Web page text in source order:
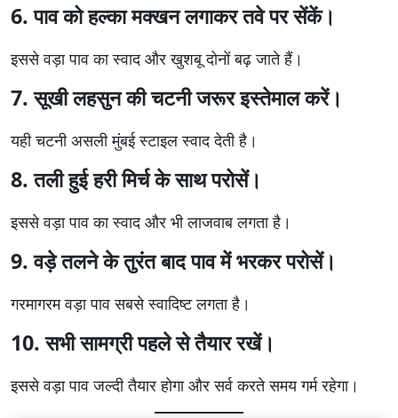
6. पाव को हल्का मक्खन लगाकर तवे पर सेंकें।
इससे वड़ा पाव का स्वाद और खुशबू दोनों बढ़ जाते हैं।
7. सूखी लहसुन की चटनी जरूर इस्तेमाल करें।
यही चटनी असली मुंबई स्टाइल स्वाद देती है।
8. तली हुई हरी मिर्च के साथ परोसें।
इससे वड़ा पाव का स्वाद और भी लाजवाब लगता है।
9. वड़े तलने के तुरंत बाद पाव में भरकर परोसें।
गरमागरम वड़ा पाव सबसे स्वादिष्ट लगता है।
10. सभी सामग्री पहले से तैयार रखें।
इससे वड़ा पाव जल्दी तैयार होगा और सर्व करते समय गर्म रहेगा।